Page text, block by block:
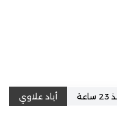
أياد علاوي